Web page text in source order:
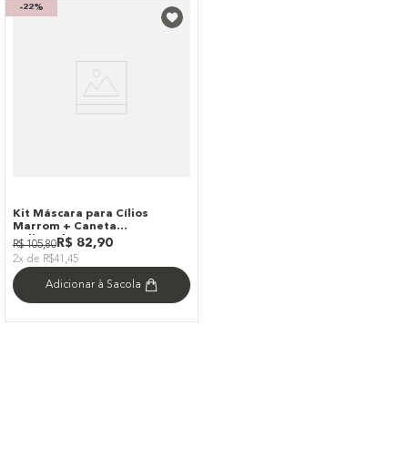
-22%
Kit Máscara para Cílios
Marrom + Caneta
Delineadora Marrom Océane
Edition (2 Produtos)
R$ 105,80R$ 82,90
2x de R$41,45
Adicionar à Sacola